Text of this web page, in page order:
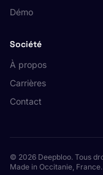
Démo
Société
À propos
Carrières
Contact
© 2026 Deepbloo. Tous
Made in Occitanie, France.